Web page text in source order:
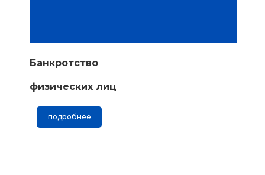
Банкротство
физических лиц
подробнее